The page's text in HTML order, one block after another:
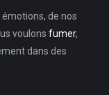
émotions, de nos
voulons fumer,
dans des